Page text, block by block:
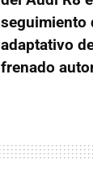
seguimiento
adaptativo
frenado